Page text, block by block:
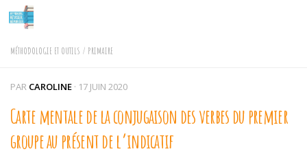
Skip to content
MÉTHODOLOGIE ET OUTILS / PRIMAIRE
PAR CAROLINE · 17 JUIN 2020
Carte mentale de la conjugaison des verbes du premier
groupe au présent de l’indicatif